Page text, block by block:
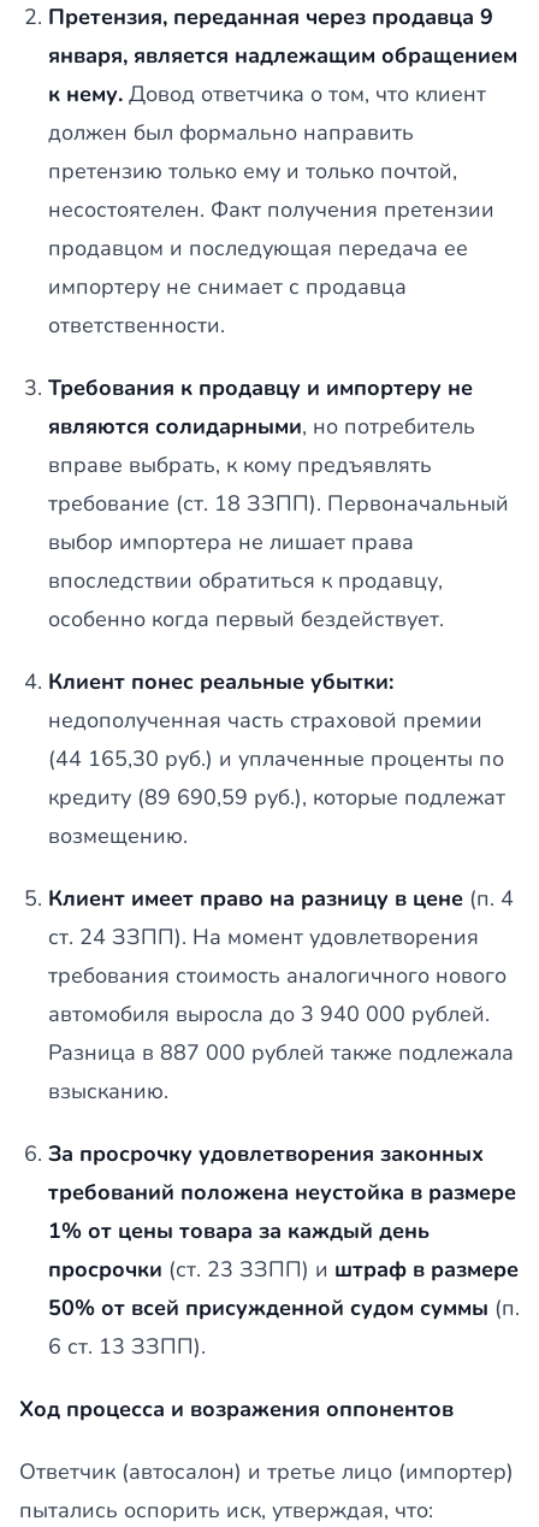
Претензия, переданная через продавца 9
января, является надлежащим обращением
к нему. Довод ответчика о том, что клиент
должен был формально направить
претензию только ему и только почтой,
несостоятелен. Факт получения претензии
продавцом и последующая передача ее
импортеру не снимает с продавца
ответственности.
Требования к продавцу и импортеру не
являются солидарными, но потребитель
вправе выбрать, к кому предъявлять
требование (ст. 18 ЗЗПП). Первоначальный
выбор импортера не лишает права
впоследствии обратиться к продавцу,
особенно когда первый бездействует.
Клиент понес реальные убытки:
недополученная часть страховой премии
(44 165,30 руб.) и уплаченные проценты по
кредиту (89 690,59 руб.), которые подлежат
возмещению.
Клиент имеет право на разницу в цене (п. 4
ст. 24 ЗЗПП). На момент удовлетворения
требования стоимость аналогичного нового
автомобиля выросла до 3 940 000 рублей.
Разница в 887 000 рублей также подлежала
взысканию.
За просрочку удовлетворения законных
требований положена неустойка в размере
1% от цены товара за каждый день
просрочки (ст. 23 ЗЗПП) и штраф в размере
50% от всей присужденной судом суммы (п.
6 ст. 13 ЗЗПП).
Ход процесса и возражения оппонентов
Ответчик (автосалон) и третье лицо (импортер)
пытались оспорить иск, утверждая, что: